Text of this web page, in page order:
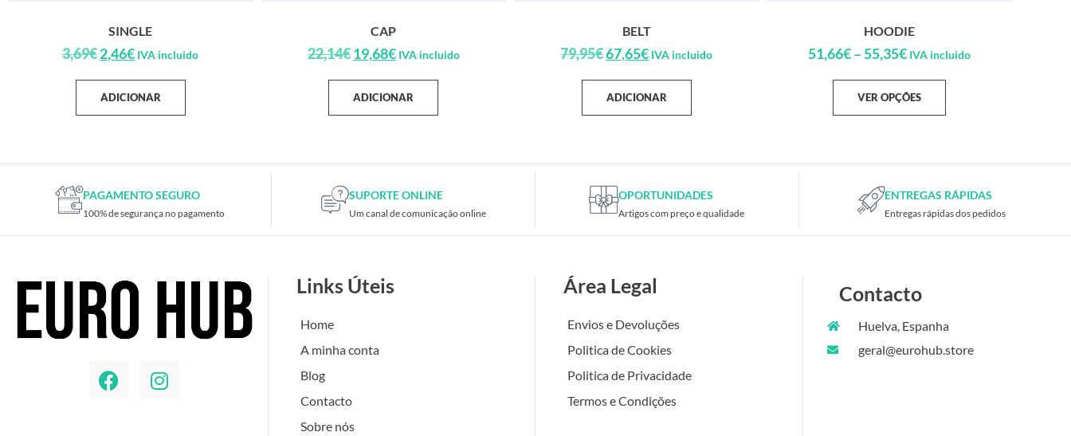
SINGLE
3,69€2,46€ IVA incluido
ADICIONAR
CAP
22,14€19,68€ IVA incluido
ADICIONAR
BELT
79,95€67,65€ IVA incluido
ADICIONAR
HOODIE
51,66€– 55,35€ IVA incluido
VER OPÇÕES
PAGAMENTO SEGURO
100% de segurança no pagamento
SUPORTE ONLINE
Um canal de comunicação online
OPORTUNIDADES
Artigos com preço e qualidade
ENTREGAS RÁPIDAS
Entregas rápidas dos pedidos
Links Úteis
Home
A minha conta
Blog
Contacto
Sobre nós
Área Legal
Envios e Devoluções
Politica de Cookies
Politica de Privacidade
Termos e Condições
Contacto
Huelva, Espanha
geral@eurohub.store